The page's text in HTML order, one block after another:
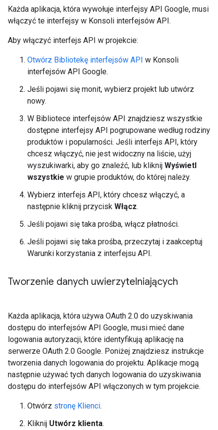
Każda aplikacja, która wywołuje interfejsy API Google, musi
włączyć te interfejsy w Konsoli interfejsów API.
Aby włączyć interfejs API w projekcie:
Otwórz Bibliotekę interfejsów API w Konsoli
interfejsów API Google.
Jeśli pojawi się monit, wybierz projekt lub utwórz
nowy.
W Bibliotece interfejsów API znajdziesz wszystkie
dostępne interfejsy API pogrupowane według rodziny
produktów i popularności. Jeśli interfejs API, który
chcesz włączyć, nie jest widoczny na liście, użyj
wyszukiwarki, aby go znaleźć, lub kliknij Wyświetl
wszystkie w grupie produktów, do której należy.
Wybierz interfejs API, który chcesz włączyć, a
następnie kliknij przycisk Włącz.
Jeśli pojawi się taka prośba, włącz płatności.
Jeśli pojawi się taka prośba, przeczytaj i zaakceptuj
Warunki korzystania z interfejsu API.
Tworzenie danych uwierzytelniających
Każda aplikacja, która używa OAuth 2.0 do uzyskiwania
dostępu do interfejsów API Google, musi mieć dane
logowania autoryzacji, które identyfikują aplikację na
serwerze OAuth 2.0 Google. Poniżej znajdziesz instrukcje
tworzenia danych logowania do projektu. Aplikacje mogą
następnie używać tych danych logowania do uzyskiwania
dostępu do interfejsów API włączonych w tym projekcie.
Otwórz stronę Klienci.
Kliknij Utwórz klienta.